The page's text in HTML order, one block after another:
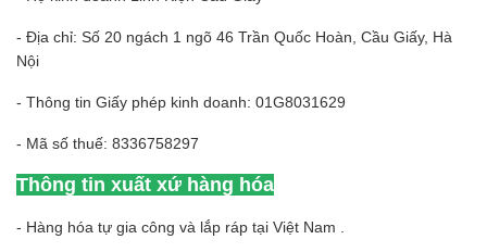
- Địa chỉ: Số 20 ngách 1 ngõ 46 Trần Quốc Hoàn, Cầu Giấy, Hà
Nội
- Thông tin Giấy phép kinh doanh: 01G8031629
- Mã số thuế: 8336758297
Thông tin xuất xứ hàng hóa
- Hàng hóa tự gia công và lắp ráp tại Việt Nam .